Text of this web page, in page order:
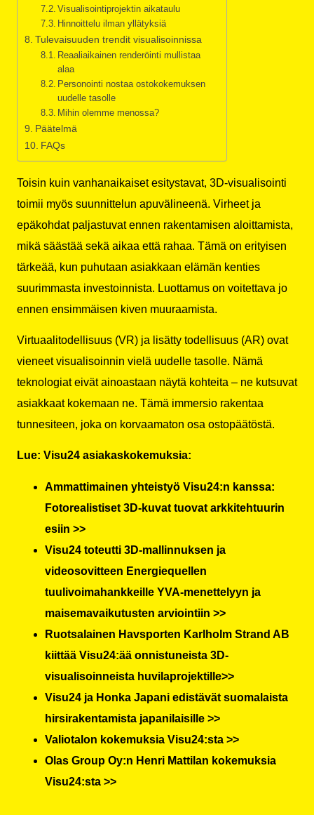
Visualisointiprojektin aikataulu
Hinnoittelu ilman yllätyksiä
Tulevaisuuden trendit visualisoinnissa
Reaaliaikainen renderöinti mullistaa
alaa
Personointi nostaa ostokokemuksen
uudelle tasolle
Mihin olemme menossa?
Päätelmä
FAQs
Toisin kuin vanhanaikaiset esitystavat, 3D-visualisointi
toimii myös suunnittelun apuvälineenä. Virheet ja
epäkohdat paljastuvat ennen rakentamisen aloittamista,
mikä säästää sekä aikaa että rahaa. Tämä on erityisen
tärkeää, kun puhutaan asiakkaan elämän kenties
suurimmasta investoinnista. Luottamus on voitettava jo
ennen ensimmäisen kiven muuraamista.
Virtuaalitodellisuus (VR) ja lisätty todellisuus (AR) ovat
vieneet visualisoinnin vielä uudelle tasolle. Nämä
teknologiat eivät ainoastaan näytä kohteita – ne kutsuvat
asiakkaat kokemaan ne. Tämä immersio rakentaa
tunnesiteen, joka on korvaamaton osa ostopäätöstä.
Lue: Visu24 asiakaskokemuksia:
Ammattimainen yhteistyö Visu24:n kanssa:
Fotorealistiset 3D-kuvat tuovat arkkitehtuurin
esiin >>
Visu24 toteutti 3D-mallinnuksen ja
videosovitteen Energiequellen
tuulivoimahankkeille YVA-menettelyyn ja
maisemavaikutusten arviointiin >>
Ruotsalainen Havsporten Karlholm Strand AB
kiittää Visu24:ää onnistuneista 3D-
visualisoinneista huvilaprojektille>>
Visu24 ja Honka Japani edistävät suomalaista
hirsirakentamista japanilaisille >>
Valiotalon kokemuksia Visu24:sta >>
Olas Group Oy:n Henri Mattilan kokemuksia
Visu24:sta >>